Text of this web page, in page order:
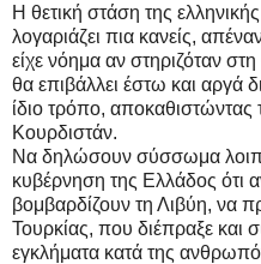
Η θετική στάση της
λογαριάζει πια κανείς,
είχε νόημα αν στηριζόταν
θα επιβάλλει έστω και αργά
ίδιο τρόπο,
Κουρδιστάν.
Να δηλώσουν σύσσωμα
κυβέρνηση της Ελλάδος ότι
βομβαρδίζουν τη Λιβύη, να
Τουρκίας, που διέπραξε και
εγκλήματα κατά της